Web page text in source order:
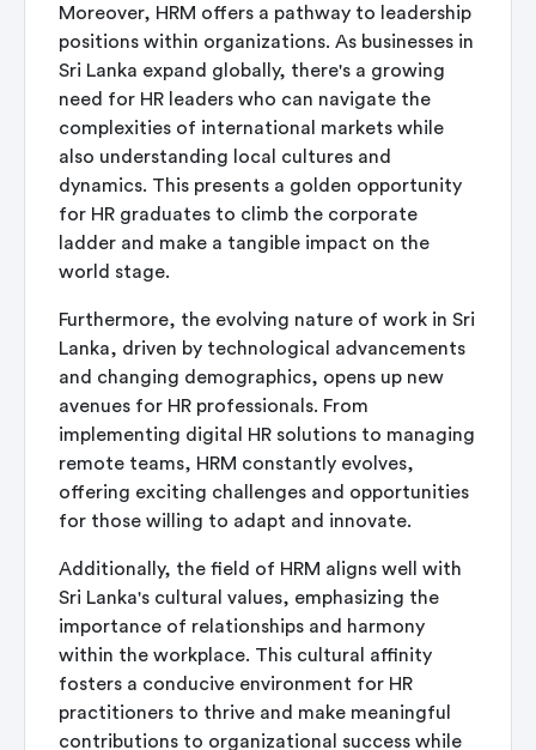
Moreover, HRM offers a pathway to leadership
positions within organizations. As businesses in
Sri Lanka expand globally, there's a growing
need for HR leaders who can navigate the
complexities of international markets while
also understanding local cultures and
dynamics. This presents a golden opportunity
for HR graduates to climb the corporate
ladder and make a tangible impact on the
world stage.
Furthermore, the evolving nature of work in Sri
Lanka, driven by technological advancements
and changing demographics, opens up new
avenues for HR professionals. From
implementing digital HR solutions to managing
remote teams, HRM constantly evolves,
offering exciting challenges and opportunities
for those willing to adapt and innovate.
Additionally, the field of HRM aligns well with
Sri Lanka's cultural values, emphasizing the
importance of relationships and harmony
within the workplace. This cultural affinity
fosters a conducive environment for HR
practitioners to thrive and make meaningful
contributions to organizational success while